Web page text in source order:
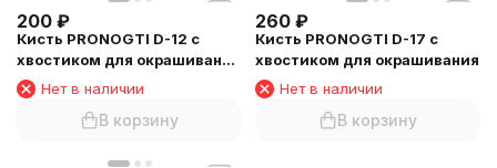
200 ₽
Кисть PRONOGTI D-12 с
хвостиком для окрашивания
волосНет в наличии
В корзину
260 ₽
Кисть PRONOGTI D-17 с
хвостиком для окрашивания
Нет в наличии
В корзину